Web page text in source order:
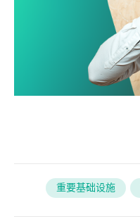
重要基础设施